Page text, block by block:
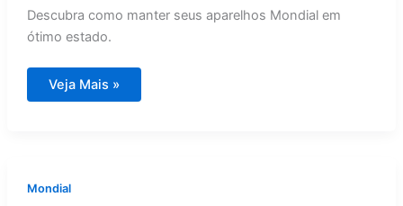
Descubra como manter seus aparelhos Mondial em
ótimo estado.
Guia
Completo:
e
Prolongar
Veja Mais »
Mondial